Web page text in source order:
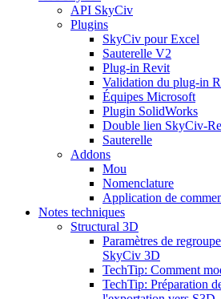
API SkyCiv
Plugins
SkyCiv pour Excel
Sauterelle V2
Plug-in Revit
Validation du plug-in
Équipes Microsoft
Plugin SolidWorks
Double lien SkyCiv-
Sauterelle
Addons
Mou
Nomenclature
Application de
Notes techniques
Structural 3D
Paramètres de
SkyCiv 3D
TechTip: Comment
TechTip: Préparation